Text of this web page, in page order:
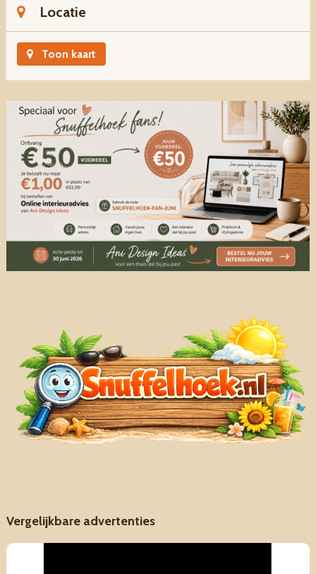
Locatie
Toon kaart
Vergelijkbare advertenties